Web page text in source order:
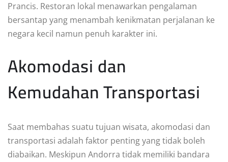
Prancis. Restoran lokal menawarkan pengalaman
bersantap yang menambah kenikmatan perjalanan ke
negara kecil namun penuh karakter ini.
Akomodasi dan
Kemudahan Transportasi
Saat membahas suatu tujuan wisata, akomodasi dan
transportasi adalah faktor penting yang tidak boleh
diabaikan. Meskipun Andorra tidak memiliki bandara